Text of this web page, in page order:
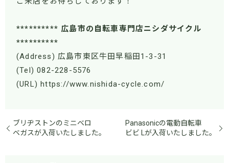
********** 広島市の自転車専門店ニシダサイクル
**********
(Address) 広島市東区牛田早稲田1-3-31
(Tel) 082-228-5576
(URL) https://www.nishida-cycle.com/
ブリヂストンのミニベロ
ベガスが入荷いたしました。
Panasonicの電動自転車
ビビ Lが入荷いたしました。